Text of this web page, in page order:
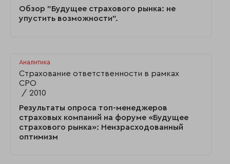
Обзор "Будущее страхового рынка: не
упустить возможности".
Аналитика
Страхование ответственности в рамках
СРО
2010
Результаты опроса топ-менеджеров
страховых компаний на форуме «Будущее
страхового рынка»: Неизрасходованный
оптимизм